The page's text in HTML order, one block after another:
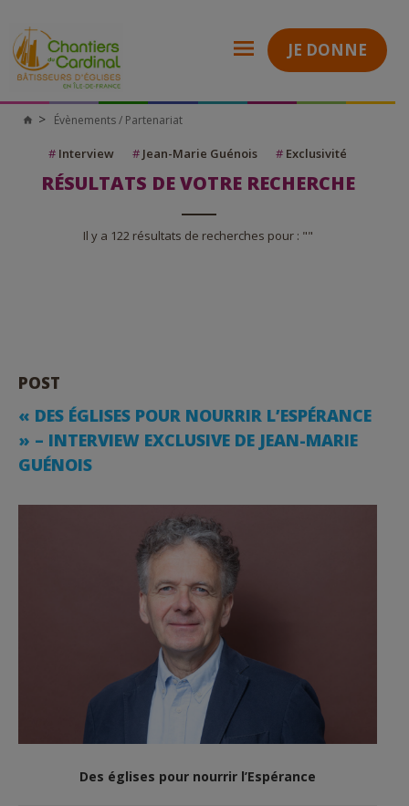
JE DONNE
Chantiers
Cardinal
Évènements / Partenariat
# Interview # Jean-Marie Guénois # Exclusivité
RÉSULTATS DE VOTRE RECHERCHE
Il y a 122 résultats de recherches pour : ""
POST
« DES ÉGLISES POUR NOURRIR L’ESPÉRANCE
» – INTERVIEW EXCLUSIVE DE JEAN-MARIE
GUÉNOIS
Des églises pour nourrir l’Espérance